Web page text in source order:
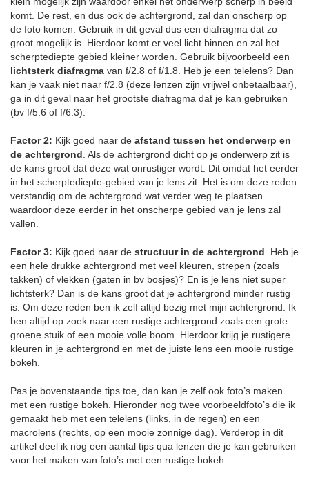
komt. De rest, en dus ook de achtergrond, zal dan onscherp op
de foto komen. Gebruik in dit geval dus een diafragma dat zo
groot mogelijk is. Hierdoor komt er veel licht binnen en zal het
scherptediepte gebied kleiner worden. Gebruik bijvoorbeeld een
lichtsterk diafragma van f/2.8 of f/1.8. Heb je een telelens? Dan
kan je vaak niet naar f/2.8 (deze lenzen zijn vrijwel onbetaalbaar),
ga in dit geval naar het grootste diafragma dat je kan gebruiken
(bv f/5.6 of f/6.3).
Factor 2: Kijk goed naar de afstand tussen het onderwerp en
de achtergrond . Als de achtergrond dicht op je onderwerp zit is
de kans groot dat deze wat onrustiger wordt. Dit omdat het eerder
in het scherptediepte-gebied van je lens zit. Het is om deze reden
verstandig om de achtergrond wat verder weg te plaatsen
waardoor deze eerder in het onscherpe gebied van je lens zal
vallen.
Factor 3: Kijk goed naar de structuur in de achtergrond . Heb je
een hele drukke achtergrond met veel kleuren, strepen (zoals
takken) of vlekken (gaten in bv bosjes)? En is je lens niet super
lichtsterk? Dan is de kans groot dat je achtergrond minder rustig
is. Om deze reden ben ik zelf altijd bezig met mijn achtergrond. Ik
ben altijd op zoek naar een rustige achtergrond zoals een grote
groene stuik of een mooie volle boom. Hierdoor krijg je rustigere
kleuren in je achtergrond en met de juiste lens een mooie rustige
bokeh.
Pas je bovenstaande tips toe, dan kan je zelf ook foto’s maken
met een rustige bokeh. Hieronder nog twee voorbeeldfoto’s die ik
gemaakt heb met een telelens (links, in de regen) en een
macrolens (rechts, op een mooie zonnige dag). Verderop in dit
artikel deel ik nog een aantal tips qua lenzen die je kan gebruiken
voor het maken van foto’s met een rustige bokeh.